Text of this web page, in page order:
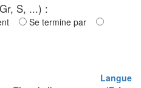
S, ...) :
Se termine par
Langue